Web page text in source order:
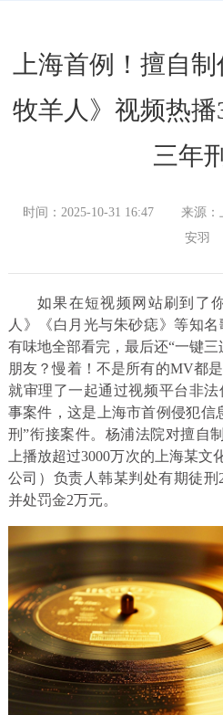
上海首例！擅自
牧羊人》视频热播
三年
时间：2025-10-31 16:47 来源：
安羽
如果在短视频网站刷到了
人》《白月光与朱砂痣》等知
有味地全部看完，最后还“一键
朋友？慢着！不是所有的MV都
就审理了一起通过视频平台非
事案件，这是上海市首例侵犯信
刑”衔接案件。杨浦法院对擅自
上播放超过3000万次的上海某
公司）负责人韩某判处有期徒刑
并处罚金2万元。